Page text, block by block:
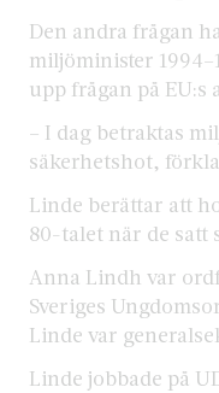
Den andra frågan
miljöminister
upp frågan på EU:s
– I dag betraktas
säkerhetshot,
Linde berättar att
80-talet när de satt
Anna Lindh var
Sveriges
Linde var
Linde jobbade på